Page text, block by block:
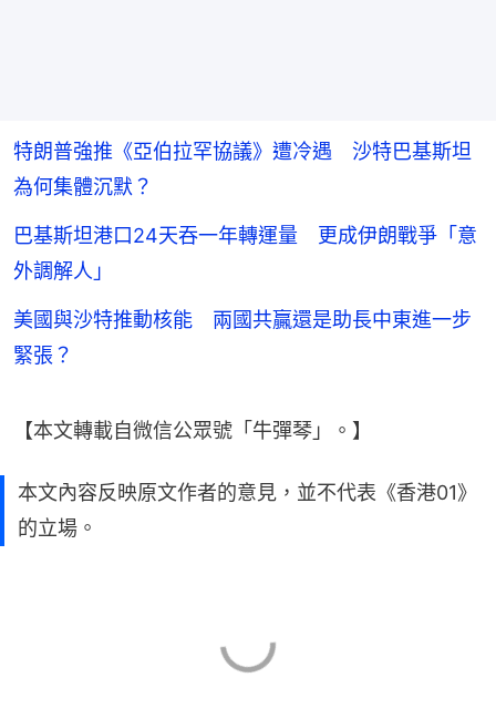
特朗普強推《亞伯拉罕協議》遭冷遇 沙特巴基斯坦
為何集體沉默？
巴基斯坦港口24天吞一年轉運量 更成伊朗戰爭「意
外調解人」
美國與沙特推動核能 兩國共贏還是助長中東進一步
緊張？
【本文轉載自微信公眾號「牛彈琴」。】
本文內容反映原文作者的意見，並不代表《香港01》
的立場。